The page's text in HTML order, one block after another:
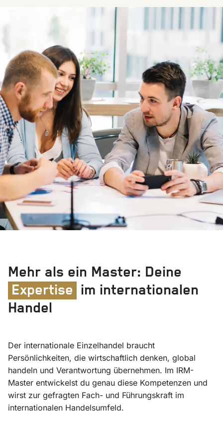
Mehr als ein Master: Deine
Expertise im internationalen
Handel
Der internationale Einzelhandel braucht
Persönlichkeiten, die wirtschaftlich denken, global
handeln und Verantwortung übernehmen. Im IRM-
Master entwickelst du genau diese Kompetenzen und
wirst zur gefragten Fach- und Führungskraft im
internationalen Handelsumfeld.